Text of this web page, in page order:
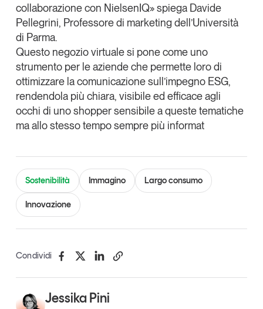
collaborazione con NielsenIQ» spiega Davide
Pellegrini, Professore di marketing dell’Università
di Parma.
Questo negozio virtuale si pone come uno
strumento per le aziende che permette loro di
ottimizzare la comunicazione sull’impegno ESG,
rendendola più chiara, visibile ed efficace agli
occhi di uno shopper sensibile a queste tematiche
ma allo stesso tempo sempre più informat
Sostenibilità Immagino Largo consumo
Innovazione
Condividi
Jessika Pini